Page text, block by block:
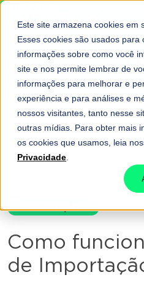
Este site armazena cookies em
Esses cookies são usados para
informações sobre como você
site e nos permite lembrar de
informações para melhorar e
experiência e para análises e
nossos visitantes, tanto nesse
outras mídias. Para obter mais
os cookies que usamos, leia
Privacidade
Fale conosco
Home-Tributação-
Importação – II?
Tributação
Como
de